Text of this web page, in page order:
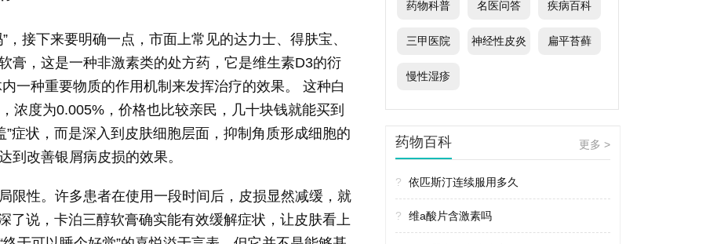
接下来要明确一点，市面上常见的达力士、得肤宝、
膏，这是一种非激素类的处方药，它是维生素D3的衍
一种重要物质的作用机制来发挥治疗的效果。 这种白
浓度为0.005%，价格也比较亲民，几十块钱就能买到
症状，而是深入到皮肤细胞层面，抑制角质形成细胞的
到改善银屑病皮损的效果。
限性。许多患者在使用一段时间后，皮损显然减缓，就
了说，卡泊三醇软膏确实能有效缓解症状，让皮肤看上
药物科普 名医问答 疾病百科
三甲医院 神经性皮炎 扁平苔藓
慢性湿疹
药物百科 更多 >
? 依匹斯汀连续服用多久
? 维a酸片含激素吗